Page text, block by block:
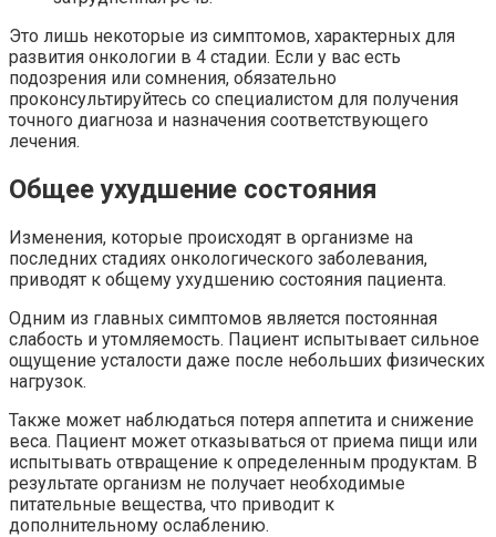
Это лишь некоторые из симптомов, характерных для
развития онкологии в 4 стадии. Если у вас есть
подозрения или сомнения, обязательно
проконсультируйтесь со специалистом для получения
точного диагноза и назначения соответствующего
лечения.
Общее ухудшение состояния
Изменения, которые происходят в организме на
последних стадиях онкологического заболевания,
приводят к общему ухудшению состояния пациента.
Одним из главных симптомов является постоянная
слабость и утомляемость. Пациент испытывает сильное
ощущение усталости даже после небольших физических
нагрузок.
Также может наблюдаться потеря аппетита и снижение
веса. Пациент может отказываться от приема пищи или
испытывать отвращение к определенным продуктам. В
результате организм не получает необходимые
питательные вещества, что приводит к
дополнительному ослаблению.